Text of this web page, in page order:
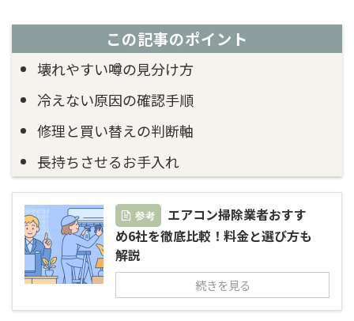
この記事のポイント
壊れやすい噂の見分け方
冷えない原因の確認手順
修理と買い替えの判断軸
長持ちさせるお手入れ
参考
エアコン掃除業者おすす
め6社を徹底比較！料金と選び方も
解説
続きを見る